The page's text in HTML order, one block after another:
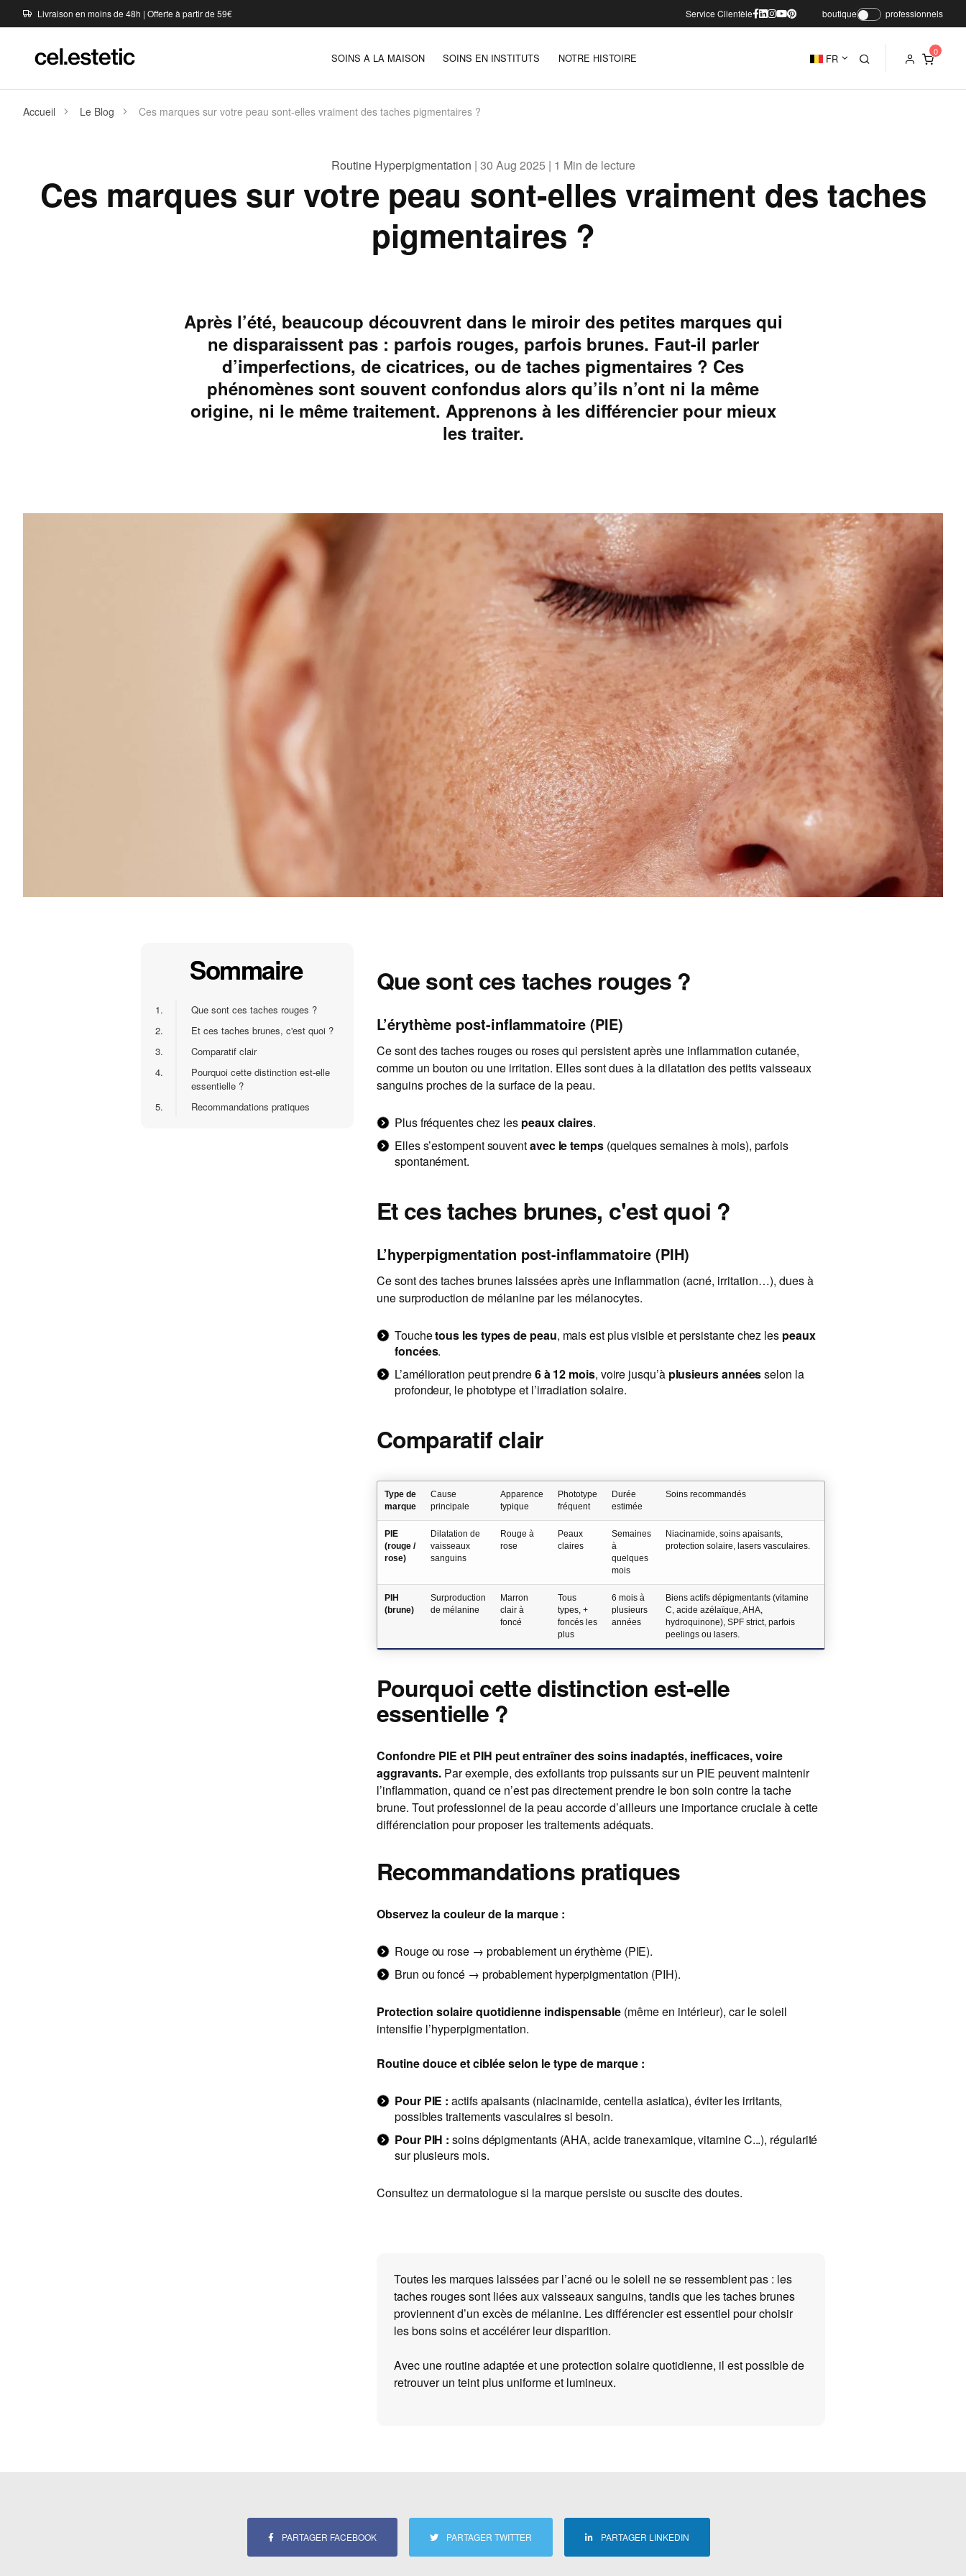
Livraison en moins de 48h | Offerte à partir de 59€ Service Clientèle boutique professionnels
SOINS A LA MAISON SOINS EN INSTITUTS NOTRE HISTOIRE FR
Accueil Le Blog Ces marques sur votre peau sont-elles vraiment des taches pigmentaires ?
Routine Hyperpigmentation | 30 Aug 2025 | 1 Min de lecture
Ces marques sur votre peau sont-elles vraiment des taches
pigmentaires ?
Après l’été, beaucoup découvrent dans le miroir des petites marques qui
ne disparaissent pas : parfois rouges, parfois brunes. Faut-il parler
d’imperfections, de cicatrices, ou de taches pigmentaires ? Ces
phénomènes sont souvent confondus alors qu’ils n’ont ni la même
origine, ni le même traitement. Apprenons à les différencier pour mieux
les traiter.
Sommaire
1.
Que sont ces taches rouges ?
2.
Et ces taches brunes, c'est quoi ?
3.
Comparatif clair
4.
Pourquoi cette distinction est-elle
essentielle ?
5.
Recommandations pratiques
Que sont ces taches rouges ?
L’érythème post-inflammatoire (PIE)
Ce sont des taches rouges ou roses qui persistent après une inflammation cutanée,
comme un bouton ou une irritation. Elles sont dues à la dilatation des petits vaisseaux
sanguins proches de la surface de la peau.
Plus fréquentes chez les peaux claires.
Elles s’estompent souventavec le temps(quelques semaines à mois), parfois
spontanément.
Et ces taches brunes, c'est quoi ?
L’hyperpigmentation post-inflammatoire (PIH)
Ce sont des taches brunes laissées après une inflammation (acné, irritation…), dues à
une surproduction de mélanine par les mélanocytes.
Touchetous les types de peau, mais est plus visible et persistante chez les peaux
foncées.
L’amélioration peut prendre6 à 12 mois, voire jusqu’à plusieurs annéesselon la
profondeur, le phototype et l’irradiation solaire.
Comparatif clair
Type de
marque
Cause
principale
Apparence
typique
Phototype
fréquent
Durée
estimée
Soins recommandés
PIE
(rouge /
rose)
Dilatation de
vaisseaux
sanguins
Rouge à
rose
Peaux
claires
Semaines
à
quelques
mois
Niacinamide, soins apaisants,
protection solaire, lasers vasculaires.
PIH
(brune)
Surproduction
de mélanine
Marron
clair à
foncé
Tous
types, +
foncés les
plus
6 mois à
plusieurs
années
Biens actifs dépigmentants (vitamine
C, acide azélaïque, AHA,
hydroquinone), SPF strict, parfois
peelings ou lasers.
Pourquoi cette distinction est-elle
essentielle ?
Confondre PIE et PIH peut entraîner des soins inadaptés, inefficaces, voire
aggravants. Par exemple, des exfoliants trop puissants sur un PIE peuvent maintenir
l’inflammation, quand ce n’est pas directement prendre le bon soin contre la tache
brune. Tout professionnel de la peau accorde d’ailleurs une importance cruciale à cette
différenciation pour proposer les traitements adéquats.
Recommandations pratiques
Observez la couleur de la marque :
Rouge ou rose → probablement un érythème (PIE).
Brun ou foncé → probablement hyperpigmentation (PIH).
Protection solaire quotidienne indispensable (même en intérieur), car le soleil
intensifie l’hyperpigmentation.
Routine douce et ciblée selon le type de marque :
Pour PIE :actifs apaisants (niacinamide, centella asiatica), éviter les irritants,
possibles traitements vasculaires si besoin.
Pour PIH : soins dépigmentants (AHA, acide tranexamique, vitamine C...), régularité
sur plusieurs mois.
Consultez un dermatologue si la marque persiste ou suscite des doutes.
Toutes les marques laissées par l’acné ou le soleil ne se ressemblent pas : les
taches rouges sont liées aux vaisseaux sanguins, tandis que les taches brunes
proviennent d’un excès de mélanine. Les différencier est essentiel pour choisir
les bons soins et accélérer leur disparition.
Avec une routine adaptée et une protection solaire quotidienne, il est possible de
retrouver un teint plus uniforme et lumineux.
PARTAGER FACEBOOK PARTAGER TWITTER PARTAGER LINKEDIN